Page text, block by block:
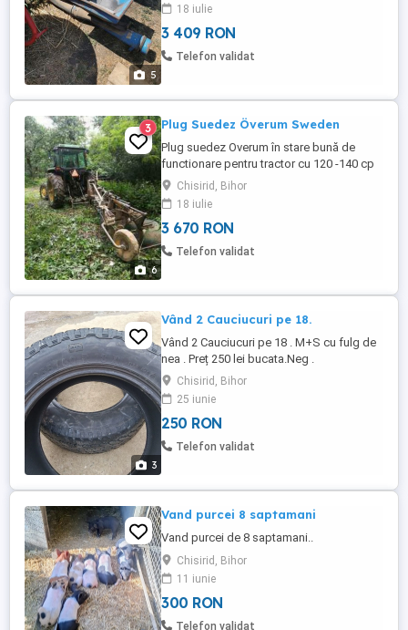
5
minim 5-6 tone pe oră. Mai am disponibile
doua.
18 iulie
3 409 RON
Telefon validat
6
3 Plug Suedez Överum Sweden
Plug suedez Overum în stare bună de
functionare pentru tractor cu 120 -140 cp
PREȚ 700Euro, negociabil
Chisirid, Bihor
18 iulie
3 670 RON
Telefon validat
3
Vând 2 Cauciucuri pe 18.
Vând 2 Cauciucuri pe 18 . M+S cu fulg de
nea . Preț 250 lei bucata.Neg .
Chisirid, Bihor
25 iunie
250 RON
Telefon validat
Vand purcei 8 saptamani
Vand purcei de 8 saptamani..
Chisirid, Bihor
11 iunie
300 RON
Telefon validat